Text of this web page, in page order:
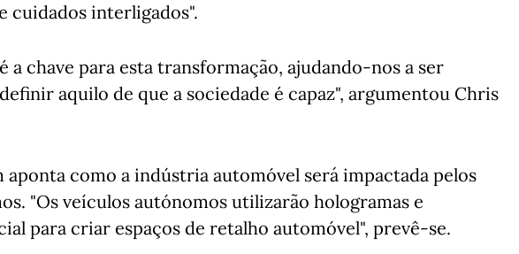
cuidados interligados".
a chave para esta transformação, ajudando-nos a ser
aquilo de que a sociedade é capaz", argumentou Chris
aponta como a indústria automóvel será impactada pelos
"Os veículos autónomos utilizarão hologramas e
para criar espaços de retalho automóvel", prevê-se.